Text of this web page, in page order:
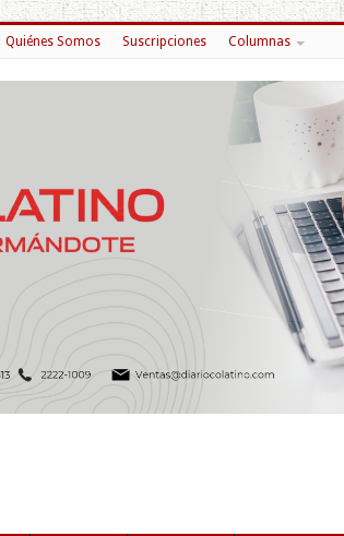
Quiénes Somos Suscripciones Columnas